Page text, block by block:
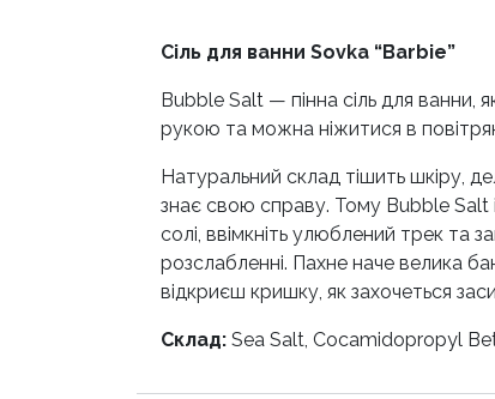
Сіль для ванни Sovka “Barbie”
Bubble Salt — пінна сіль для ванни,
рукою та можна ніжитися в
Натуральний склад тішить шкіру,
знає свою справу. Тому Bubble Salt
солі, ввімкніть улюблений трек та
розслабленні. Пахне наче велика
відкриєш кришку, як захочеться
Склад: Sea Salt, Cocamidopropyl